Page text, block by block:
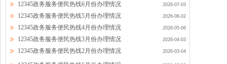
12345政务服务便民热线6月份办理情况 2026-07-03
12345政务服务便民热线5月份办理情况 2026-06-02
12345政务服务便民热线4月份办理情况 2026-05-06
12345政务服务便民热线3月份办理情况 2026-04-03
12345政务服务便民热线2月份办理情况 2026-03-04